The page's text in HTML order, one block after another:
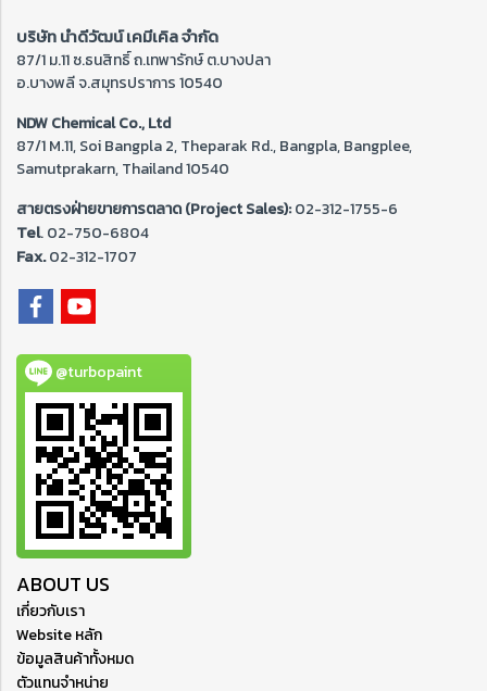
บริษัท นำดีวัฒน์ เคมีเคิล จำกัด
87/1 ม.11 ซ.ธนสิทธิ์ ถ.เทพารักษ์ ต.บางปลา
อ.บางพลี จ.สมุทรปราการ 10540
NDW Chemical Co., Ltd
87/1 M.11, Soi Bangpla 2, Theparak Rd., Bangpla, Bangplee,
Samutprakarn, Thailand 10540
สายตรงฝ่ายขายการตลาด (Project Sales):02-312-1755-6
Tel. 02-750-6804
Fax.02-312-1707
@turbopaint
ABOUT US
เกี่ยวกับเรา
Website หลัก
ข้อมูลสินค้าทั้งหมด
ตัวแทนจำหน่าย